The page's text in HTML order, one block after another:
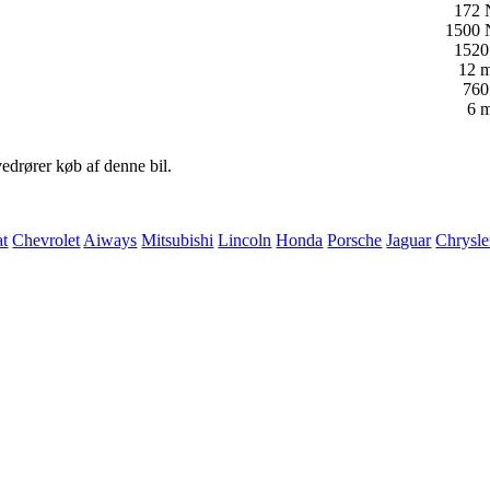
172
1500
12
6
køb af denne bil.
Chevrolet Aiways Mitsubishi Lincoln Honda Porsche Jaguar